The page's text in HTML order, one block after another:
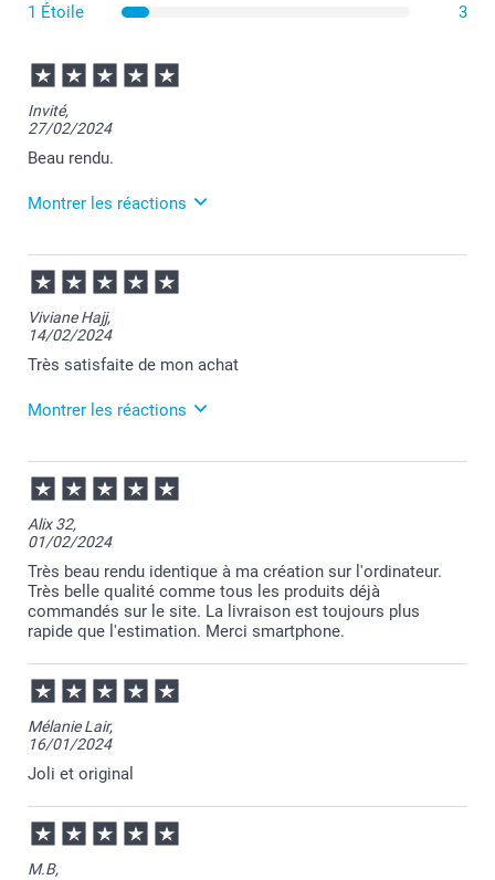
1 Étoile
3
Invité,
27/02/2024
Beau rendu.
Montrer les réactions
28/02/2024
09:16
Merci beaucoup de votre avis.
Nous veillons à vous offrir une plateforme sérieuse
pour vous assurer des retours d'expériences
Je suis ravie de savoir que votre produit vous
Bien cordialement,
Viviane Hajj,
14/02/2024
Très satisfaite de mon achat
Montrer les réactions
27/02/2024
12:58
Merci pour ce chouette commentaire!
Je suis ravie de savoir que votre produit vous
apporte satisfaction :-)
Revenez nous voir bientôt.
Au plaisir,
Julie@Smartphoto
Alix 32,
01/02/2024
Très beau rendu identique à ma création sur l'ordinateur.
Très belle qualité comme tous les produits déjà
commandés sur le site. La livraison est toujours plus
rapide que l'estimation. Merci smartphone.
Mélanie Lair,
16/01/2024
Joli et original
M.B,